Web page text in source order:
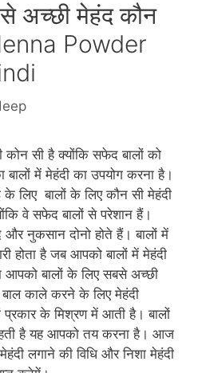
अच्‍छी मेहंद कौन
Powder
कोन सी है क्‍योंकि सफेद बालों को
बालों में मेहंदी का उपयोग करना है।
लिए बालों के लिए कौन सी मेहंदी
वे सफेद बालों से परेशान हैं।
और नुकसान दोनो होते हैं। बालों में
होता है जब आपको बालों में मेहंदी
आपको बालों के लिए सबसे अच्‍छी
काले करने के लिए मेहंदी
प्रकार के मिश्रण में आती है। बालों
है यह आपको तय करना है। आज
लगाने की विधि और निशा मेहंदी